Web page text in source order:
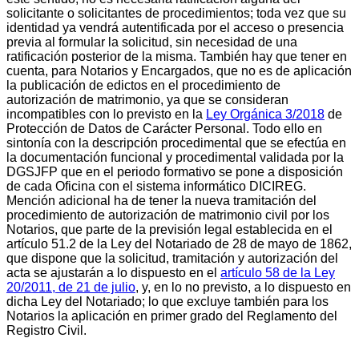
solicitante o solicitantes de procedimientos; toda vez que su
identidad ya vendrá autentificada por el acceso o presencia
previa al formular la solicitud, sin necesidad de una
ratificación posterior de la misma. También hay que tener en
cuenta, para Notarios y Encargados, que no es de aplicación
la publicación de edictos en el procedimiento de
autorización de matrimonio, ya que se consideran
incompatibles con lo previsto en la Ley Orgánica 3/2018 de
Protección de Datos de Carácter Personal. Todo ello en
sintonía con la descripción procedimental que se efectúa en
la documentación funcional y procedimental validada por la
DGSJFP que en el periodo formativo se pone a disposición
de cada Oficina con el sistema informático DICIREG.
Mención adicional ha de tener la nueva tramitación del
procedimiento de autorización de matrimonio civil por los
Notarios, que parte de la previsión legal establecida en el
artículo 51.2 de la Ley del Notariado de 28 de mayo de 1862,
que dispone que la solicitud, tramitación y autorización del
acta se ajustarán a lo dispuesto en el artículo 58 de la Ley
20/2011, de 21 de julio, y, en lo no previsto, a lo dispuesto en
dicha Ley del Notariado; lo que excluye también para los
Notarios la aplicación en primer grado del Reglamento del
Registro Civil.